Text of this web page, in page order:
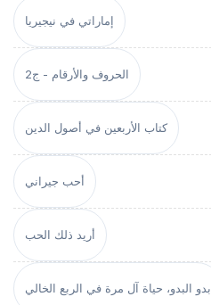
إماراتي في نيجيريا
الحروف والأرقام - ج2
كتاب الأربعين في أصول الدين
أحب جيراني
أريد ذلك الحب
بدو البدو، حياة آل مرة في الربع الخالي